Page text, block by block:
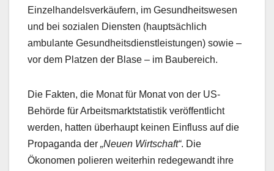
Einzelhandelsverkäufern, im Gesundheitswesen
und bei sozialen Diensten (hauptsächlich
ambulante Gesundheitsdienstleistungen) sowie –
vor dem Platzen der Blase – im Baubereich.
Die Fakten, die Monat für Monat von der US-
Behörde für Arbeitsmarktstatistik veröffentlicht
werden, hatten überhaupt keinen Einfluss auf die
Propaganda der „Neuen Wirtschaft“. Die
Ökonomen polieren weiterhin redegewandt ihre